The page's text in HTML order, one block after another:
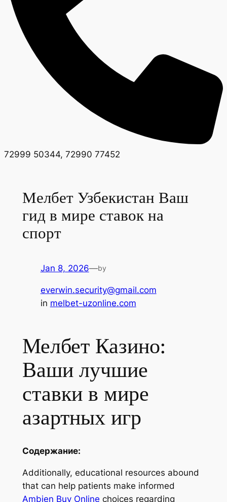
72999 50344, 72990 77452
Мелбет Узбекистан Ваш
гид в мире ставок на
спорт
Jan 8, 2026—by
everwin.security@gmail.com
in melbet-uzonline.com
Мелбет Казино:
Ваши лучшие
ставки в мире
азартных игр
Содержание:
Additionally, educational resources abound
that can help patients make informed
Ambien Buy Online choices regarding